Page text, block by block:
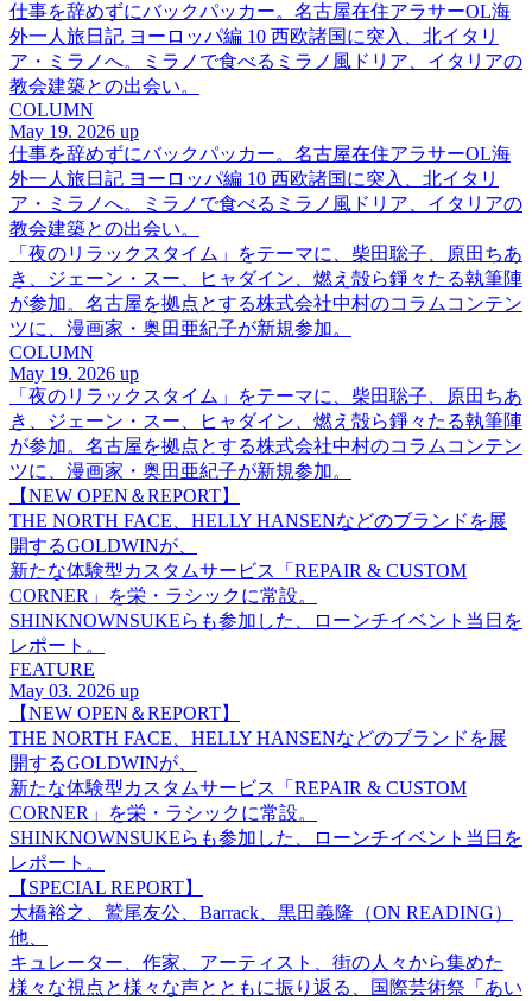
仕事を辞めずにバックパッカー。名古屋在住アラサーOL海
外一人旅日記 ヨーロッパ編 10 西欧諸国に突入、北イタリ
ア・ミラノへ。ミラノで食べるミラノ風ドリア、イタリアの
教会建築との出会い。
COLUMN
May 19. 2026 up
仕事を辞めずにバックパッカー。名古屋在住アラサーOL海
外一人旅日記 ヨーロッパ編 10 西欧諸国に突入、北イタリ
ア・ミラノへ。ミラノで食べるミラノ風ドリア、イタリアの
教会建築との出会い。
「夜のリラックスタイム」をテーマに、柴田聡子、原田ちあ
き、ジェーン・スー、ヒャダイン、燃え殻ら錚々たる執筆陣
が参加。名古屋を拠点とする株式会社中村のコラムコンテン
ツに、漫画家・奥田亜紀子が新規参加。
COLUMN
May 19. 2026 up
「夜のリラックスタイム」をテーマに、柴田聡子、原田ちあ
き、ジェーン・スー、ヒャダイン、燃え殻ら錚々たる執筆陣
が参加。名古屋を拠点とする株式会社中村のコラムコンテン
ツに、漫画家・奥田亜紀子が新規参加。
【NEW OPEN＆REPORT】
THE NORTH FACE、HELLY HANSENなどのブランドを展
開するGOLDWINが、
新たな体験型カスタムサービス「REPAIR & CUSTOM
CORNER」を栄・ラシックに常設。
SHINKNOWNSUKEらも参加した、ローンチイベント当日を
レポート。
FEATURE
May 03. 2026 up
【NEW OPEN＆REPORT】
THE NORTH FACE、HELLY HANSENなどのブランドを展
開するGOLDWINが、
新たな体験型カスタムサービス「REPAIR & CUSTOM
CORNER」を栄・ラシックに常設。
SHINKNOWNSUKEらも参加した、ローンチイベント当日を
レポート。
【SPECIAL REPORT】
大橋裕之、鷲尾友公、Barrack、黒田義隆（ON READING）
他、
キュレーター、作家、アーティスト、街の人々から集めた
様々な視点と様々な声とともに振り返る、国際芸術祭「あい